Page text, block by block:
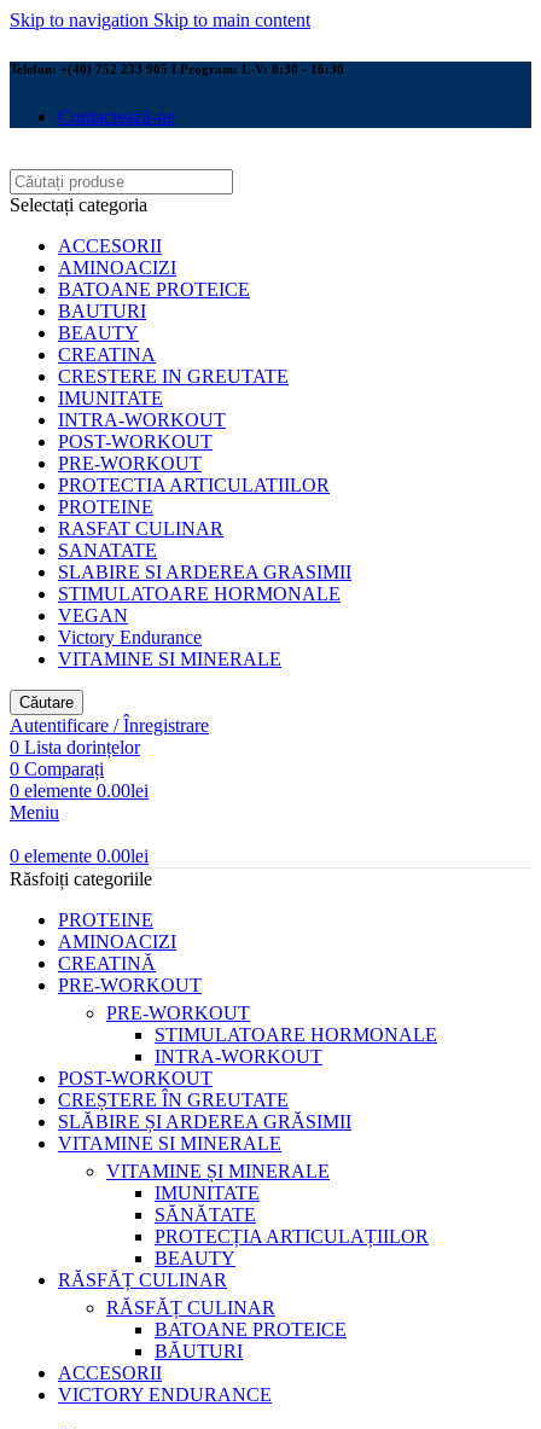
Skip to navigation Skip to main content
Telefon: +(40) 752 233 905 I Program: L-V: 8:30 - 16:30
Contactează-ne
Selectați categoria
ACCESORII
AMINOACIZI
BATOANE PROTEICE
BAUTURI
BEAUTY
CREATINA
CRESTERE IN GREUTATE
IMUNITATE
INTRA-WORKOUT
POST-WORKOUT
PRE-WORKOUT
PROTECTIA ARTICULATIILOR
PROTEINE
RASFAT CULINAR
SANATATE
SLABIRE SI ARDEREA GRASIMII
STIMULATOARE HORMONALE
VEGAN
Victory Endurance
VITAMINE SI MINERALE
Căutare
Autentificare / Înregistrare
0 Lista dorințelor
0 Comparați
0 elemente 0.00lei
Meniu
0 elemente 0.00lei
Răsfoiți categoriile
PROTEINE
AMINOACIZI
CREATINĂ
PRE-WORKOUT
PRE-WORKOUT
STIMULATOARE HORMONALE
INTRA-WORKOUT
POST-WORKOUT
CREȘTERE ÎN GREUTATE
SLĂBIRE ȘI ARDEREA GRĂSIMII
VITAMINE SI MINERALE
VITAMINE ȘI MINERALE
IMUNITATE
SĂNĂTATE
PROTECȚIA ARTICULAȚIILOR
BEAUTY
RĂSFĂȚ CULINAR
RĂSFĂȚ CULINAR
BATOANE PROTEICE
BĂUTURI
ACCESORII
VICTORY ENDURANCE